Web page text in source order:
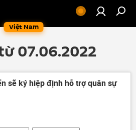
Việt Nam
07.06.2022
sẽ ký hiệp định hỗ trợ quân sự